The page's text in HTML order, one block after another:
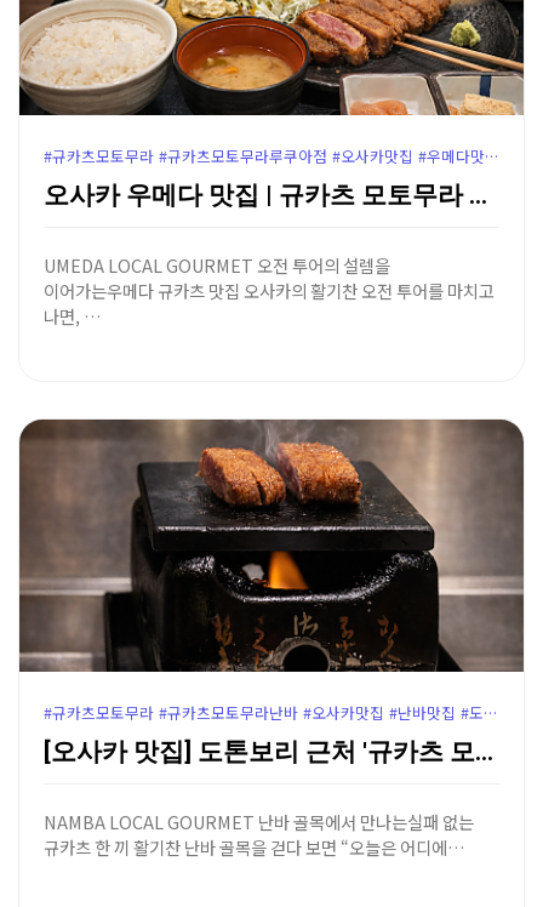
#규카츠모토무라 #규카츠모토무라루쿠아점 #오사카맛집 #우메다맛집 #루쿠아몰맛집 #오사카규카츠 #우메다규카츠 #오사카여행코스 #우메다루쿠아몰 #오사카맛집추천 #루쿠아10층맛집
오사카 우메다 맛집 | 규카츠 모토무라 루쿠아점 - 화…
UMEDA LOCAL GOURMET 오전 투어의 설렘을
이어가는우메다 규카츠 맛집 오사카의 활기찬 오전 투어를 마치고
나면, …
#규카츠모토무라 #규카츠모토무라난바 #오사카맛집 #난바맛집 #도톤보리맛집 #오사카규카츠 #난바규카츠 #오사카여행코스 #오사카맛집추천 #도톤보리규카츠 #난바역맛집
[오사카 맛집] 도톤보리 근처 '규카츠 모토무라 난바점…
NAMBA LOCAL GOURMET 난바 골목에서 만나는실패 없는
규카츠 한 끼 활기찬 난바 골목을 걷다 보면 “오늘은 어디에…